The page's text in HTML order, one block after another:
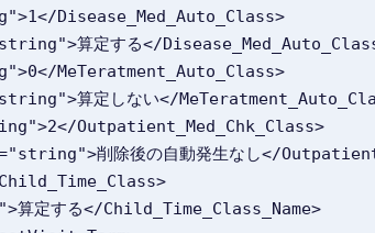
Disease_Med_Auto_Class>
算定する</
MeTeratment_Auto_Class>
算定しない</
Outpatient_Med_Chk_Class>
削除後の自動発生なし</
Child_Time_Class>
算定する</Child_Time_Class_Name>